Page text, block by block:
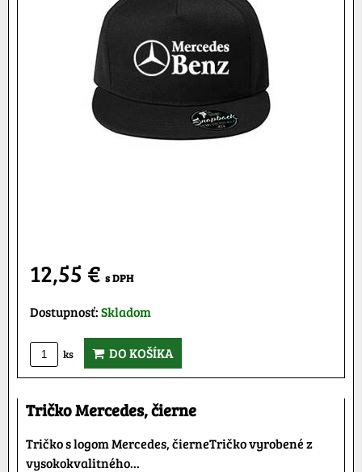
12,55 € s DPH
Dostupnosť:Skladom
ks DO KOŠÍKA
Tričko Mercedes, čierne
Tričko s logom Mercedes, čierneTričko vyrobené z
vysokokvalitného...